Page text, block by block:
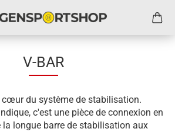
V-BAR
cœur du système de stabilisation.
c'est une pièce de connexion en
la longue barre de stabilisation aux